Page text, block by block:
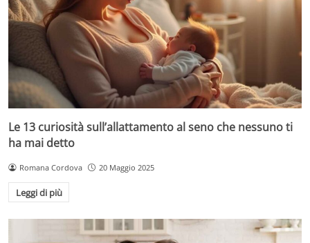
Le 13 curiosità sull’allattamento al seno che nessuno ti
ha mai detto
Romana Cordova 20 Maggio 2025
Leggi di più